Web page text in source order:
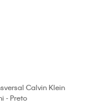
Calvin Klein
- Preto